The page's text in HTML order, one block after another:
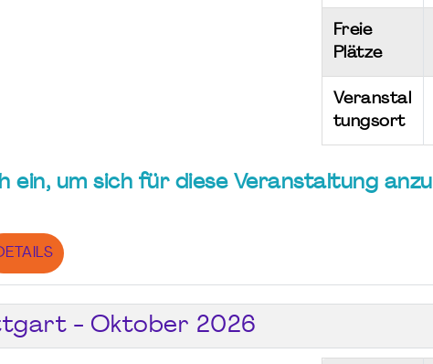
Freie
Plätze
Veranstal
tungsort
ein, um sich für diese Veranstaltung
- Oktober 2026